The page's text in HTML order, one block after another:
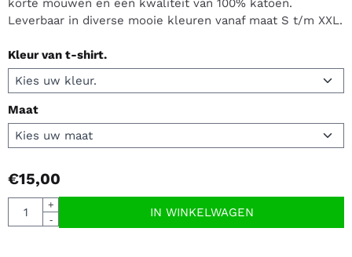
Leverbaar in diverse mooie kleuren vanaf maat S t/m XXL.
Kleur van t-shirt.
Maat
€15,00
Aantal
+
-
IN WINKELWAGEN